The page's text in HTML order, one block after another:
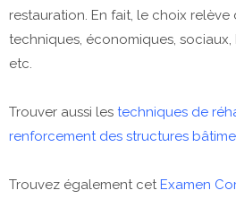
restauration. En fait, le choix
techniques, économiques, sociaux,
etc.
Trouver aussi les techniques de
renforcement des structures
Trouvez également cetExamen